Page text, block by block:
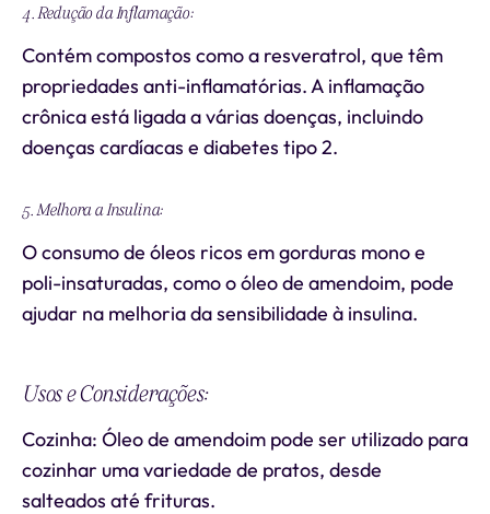
4. Redução da Inflamação:
Contém compostos como a resveratrol, que têm
propriedades anti-inflamatórias. A inflamação
crônica está ligada a várias doenças, incluindo
doenças cardíacas e diabetes tipo 2.
5. Melhora a Insulina:
O consumo de óleos ricos em gorduras mono e
poli-insaturadas, como o óleo de amendoim, pode
ajudar na melhoria da sensibilidade à insulina.
Usos e Considerações:
Cozinha: Óleo de amendoim pode ser utilizado para
cozinhar uma variedade de pratos, desde
salteados até frituras.